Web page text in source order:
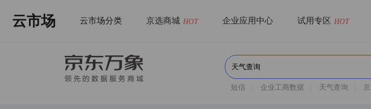
云市场 云市场分类 京选商城 HOT 企业应用中心 试用专区 HOT
短信 企业工商数据 天气查询